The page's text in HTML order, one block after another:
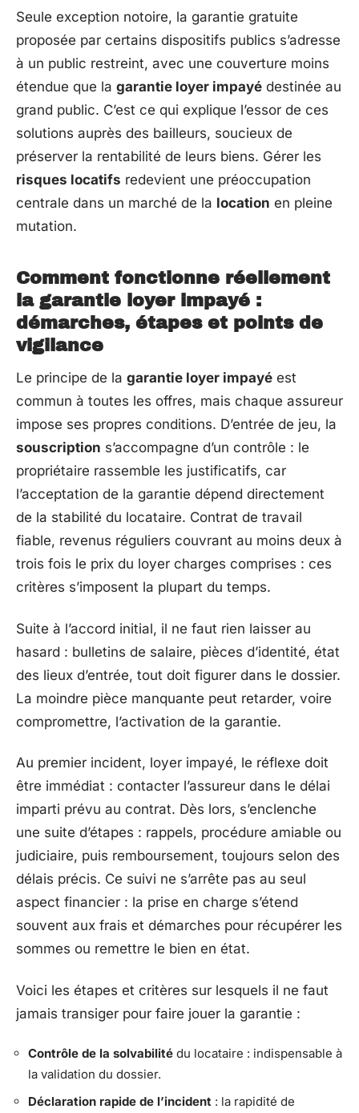
Seule exception notoire, la garantie gratuite
proposée par certains dispositifs publics s’adresse
à un public restreint, avec une couverture moins
étendue que la garantie loyer impayé destinée au
grand public. C’est ce qui explique l’essor de ces
solutions auprès des bailleurs, soucieux de
préserver la rentabilité de leurs biens. Gérer les
risques locatifs redevient une préoccupation
centrale dans un marché de la location en pleine
mutation.
Comment fonctionne réellement
la garantie loyer impayé :
démarches, étapes et points de
vigilance
Le principe de la garantie loyer impayé est
commun à toutes les offres, mais chaque assureur
impose ses propres conditions. D’entrée de jeu, la
souscription s’accompagne d’un contrôle : le
propriétaire rassemble les justificatifs, car
l’acceptation de la garantie dépend directement
de la stabilité du locataire. Contrat de travail
fiable, revenus réguliers couvrant au moins deux à
trois fois le prix du loyer charges comprises : ces
critères s’imposent la plupart du temps.
Suite à l’accord initial, il ne faut rien laisser au
hasard : bulletins de salaire, pièces d’identité, état
des lieux d’entrée, tout doit figurer dans le dossier.
La moindre pièce manquante peut retarder, voire
compromettre, l’activation de la garantie.
Au premier incident, loyer impayé, le réflexe doit
être immédiat : contacter l’assureur dans le délai
imparti prévu au contrat. Dès lors, s’enclenche
une suite d’étapes : rappels, procédure amiable ou
judiciaire, puis remboursement, toujours selon des
délais précis. Ce suivi ne s’arrête pas au seul
aspect financier : la prise en charge s’étend
souvent aux frais et démarches pour récupérer les
sommes ou remettre le bien en état.
Voici les étapes et critères sur lesquels il ne faut
jamais transiger pour faire jouer la garantie :
Contrôle de la solvabilité du locataire : indispensable à
la validation du dossier.
Déclaration rapide de l’incident : la rapidité de